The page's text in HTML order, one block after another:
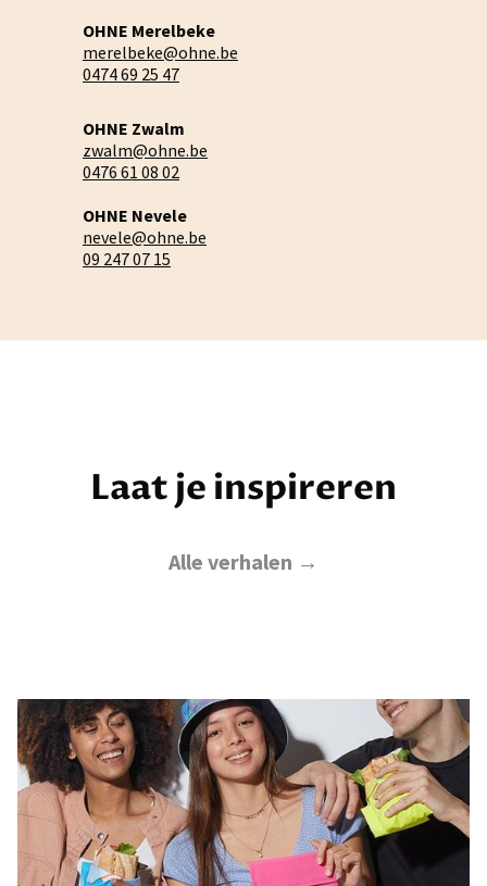
OHNE Merelbeke
merelbeke@ohne.be
0474 69 25 47
OHNE Zwalm
zwalm@ohne.be
0476 61 08 02
OHNE Nevele
nevele@ohne.be
09 247 07 15
Laat je inspireren
Alle verhalen →